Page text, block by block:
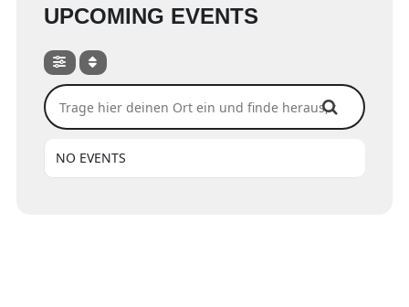
UPCOMING EVENTS
Trage hier deinen Ort ein und finde heraus, ob wir dort
NO EVENTS